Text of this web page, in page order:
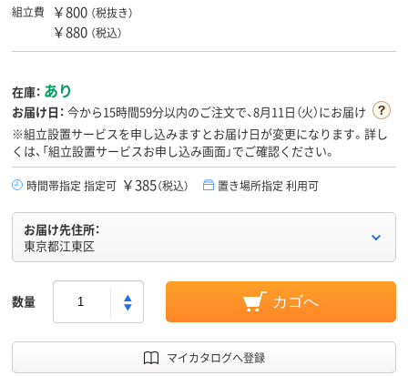
組立費
￥800 （税抜き）
￥880 （税込）
在庫： あり
お届け日： 今から15時間59分以内のご注文で、8月11日（火）にお届け
※組立設置サービスを申し込みますとお届け日が変更になります。詳し
くは、「組立設置サービスお申し込み画面」でご確認ください。
時間帯指定 指定可 ￥385（税込） 置き場所指定 利用可
お届け先住所：
東京都江東区
数量 カゴへ
マイカタログへ登録